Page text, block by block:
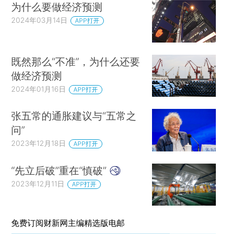
为什么要做经济预测
2024年03月14日 APP打开
既然那么“不准”，为什么还要
做经济预测
2024年01月16日 APP打开
张五常的通胀建议与“五常之
问”
2023年12月18日 APP打开
“先立后破”重在“慎破”
2023年12月11日 APP打开
免费订阅财新网主编精选版电邮